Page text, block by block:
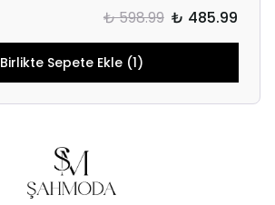
₺ 598.99 ₺ 485.99
Birlikte Sepete Ekle (1)